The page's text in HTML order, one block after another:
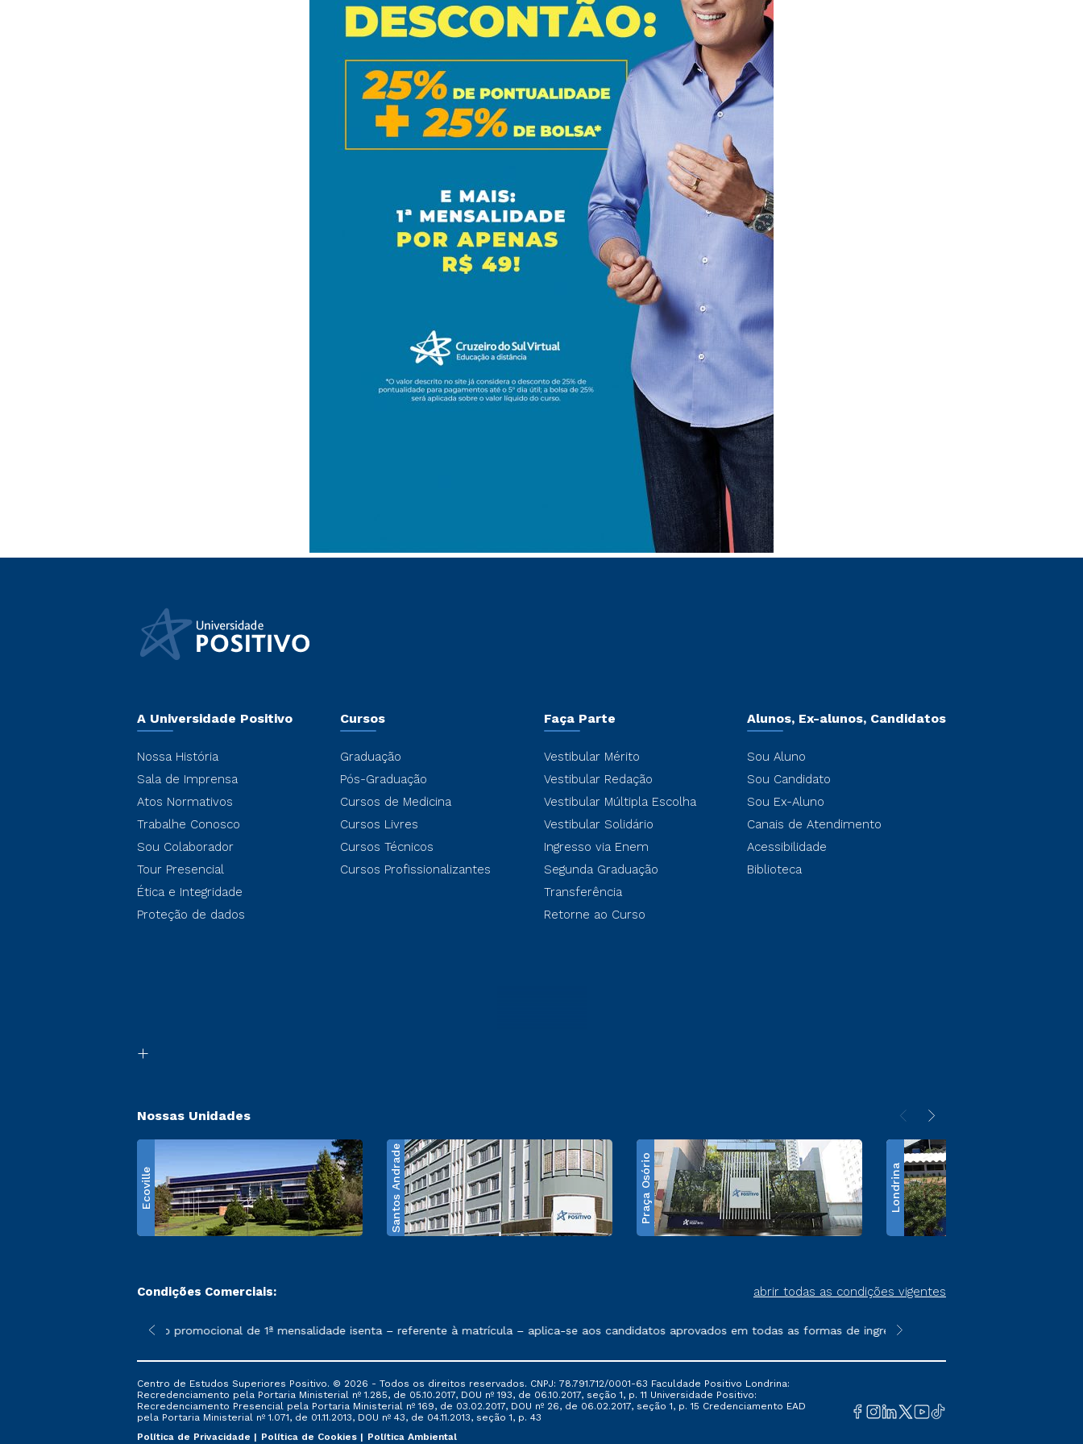
A Universidade Positivo
Nossa História
Sala de Imprensa
Atos Normativos
Trabalhe Conosco
Sou Colaborador
Tour Presencial
Ética e Integridade
Proteção de dados
Cursos
Graduação
Pós-Graduação
Cursos de Medicina
Cursos Livres
Cursos Técnicos
Cursos Profissionalizantes
Faça Parte
Vestibular Mérito
Vestibular Redação
Vestibular Múltipla Escolha
Vestibular Solidário
Ingresso via Enem
Segunda Graduação
Transferência
Retorne ao Curso
Alunos, Ex-alunos, Candidatos
Sou Aluno
Sou Candidato
Sou Ex-Aluno
Canais de Atendimento
Acessibilidade
Biblioteca
Nossas Unidades
Ecoville Santos Andrade Praça Osório Londrina
Condições Comerciais: abrir todas as condições vigentes
sofrer alterações nos períodos de rematrícula conforme exposto no contrato de prestação de serviços
*A condição promocional de 1ª mensalidade isenta – referente à matrícula – aplica-se aos candidatos aprovados em todas as formas de ingresso, exceto na prova on-line ou
**Semipresencial é um formato do
Centro de Estudos Superiores Positivo. © 2026 - Todos os direitos reservados. CNPJ: 78.791.712/0001-63 Faculdade Positivo Londrina:
Recredenciamento pela Portaria Ministerial nº 1.285, de 05.10.2017, DOU nº 193, de 06.10.2017, seção 1, p. 11 Universidade Positivo:
Recredenciamento Presencial ​pela Portaria Ministerial nº 169, de 03.02.2017, DOU nº 26, de 06.02.2017, seção 1, p. 15 Credenciamento EAD
pela Portaria Ministerial nº 1.071, de 01.11.2013, DOU nº 43, de 04.11.2013, seção 1, p. 43
Política de Privacidade
Política de Cookies Política Ambiental